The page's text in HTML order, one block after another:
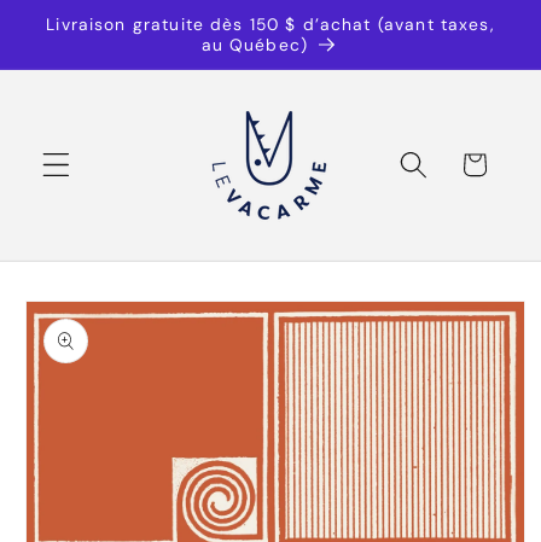
passer
Livraison gratuite dès 150 $ d’achat (avant taxes,
au Québec)
Panier
Passer aux
informations
produits